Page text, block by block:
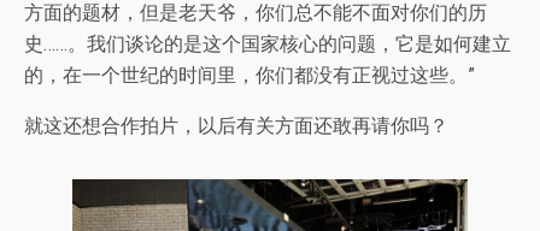
方面的题材，但是老天爷，你们总不能不面对你们的历
史……。我们谈论的是这个国家核心的问题，它是如何建立
的，在一个世纪的时间里，你们都没有正视过这些。”
就这还想合作拍片，以后有关方面还敢再请你吗？